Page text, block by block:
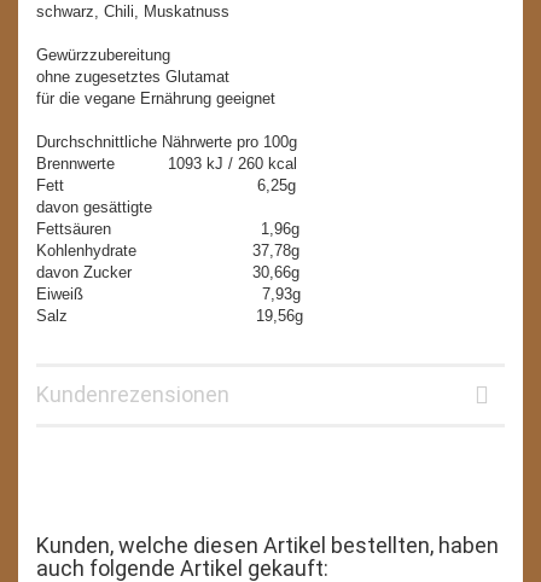
schwarz, Chili, Muskatnuss
Gewürzzubereitung
ohne zugesetztes Glutamat
für die vegane Ernährung geeignet
Durchschnittliche Nährwerte pro 100g
Brennwerte 1093 kJ / 260 kcal
Fett 6,25g
davon gesättigte
Fettsäuren 1,96g
Kohlenhydrate 37,78g
davon Zucker 30,66g
Eiweiß 7,93g
Salz 19,56g
Kundenrezensionen
Kunden, welche diesen Artikel bestellten, haben
auch folgende Artikel gekauft: